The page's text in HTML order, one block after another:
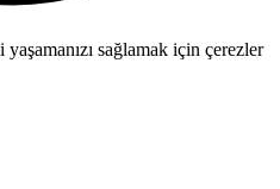
sağlamak için çerezler